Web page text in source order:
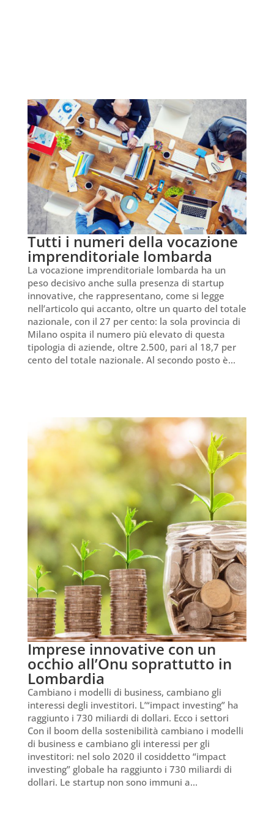
Tutti i numeri della vocazione
imprenditoriale lombarda
La vocazione imprenditoriale lombarda ha un
peso decisivo anche sulla presenza di startup
innovative, che rappresentano, come si legge
nell’articolo qui accanto, oltre un quarto del totale
nazionale, con il 27 per cento: la sola provincia di
Milano ospita il numero più elevato di questa
tipologia di aziende, oltre 2.500, pari al 18,7 per
cento del totale nazionale. Al secondo posto è...
Imprese innovative con un
occhio all’Onu soprattutto in
Lombardia
Cambiano i modelli di business, cambiano gli
interessi degli investitori. L’“impact investing” ha
raggiunto i 730 miliardi di dollari. Ecco i settori
Con il boom della sostenibilità cambiano i modelli
di business e cambiano gli interessi per gli
investitori: nel solo 2020 il cosiddetto “impact
investing” globale ha raggiunto i 730 miliardi di
dollari. Le startup non sono immuni a...